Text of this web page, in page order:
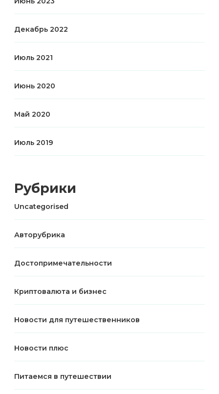
Декабрь 2022
Июль 2021
Июнь 2020
Май 2020
Июль 2019
Рубрики
Uncategorised
Авторубрика
Достопримечательности
Криптовалюта и бизнес
Новости для путешественников
Новости плюс
Питаемся в путешествии